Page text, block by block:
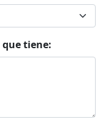
tiene: